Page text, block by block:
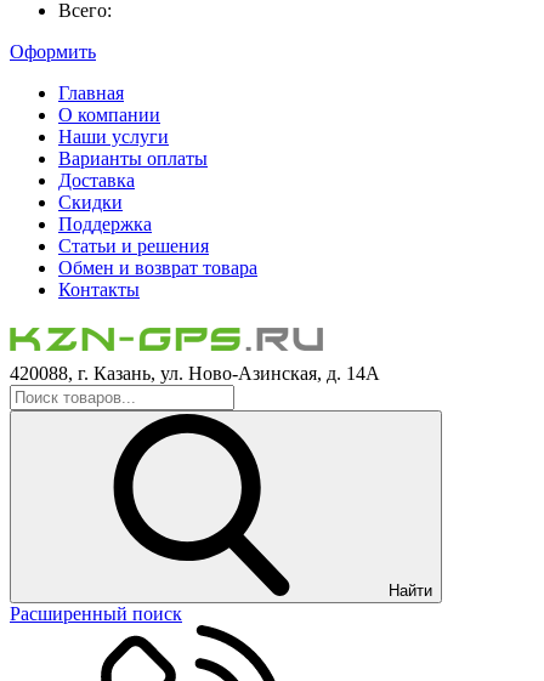
Всего:
Оформить
Главная
О компании
Наши услуги
Варианты оплаты
Доставка
Скидки
Поддержка
Статьи и решения
Обмен и возврат товара
Контакты
420088, г. Казань, ул. Ново-Азинская, д. 14А
Найти
Расширенный поиск